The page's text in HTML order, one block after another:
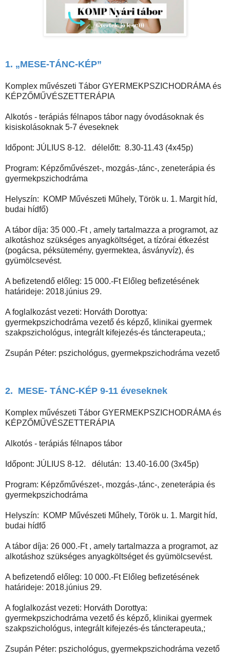
1. „MESE-TÁNC-KÉP”
Komplex művészeti Tábor GYERMEKPSZICHODRÁMA és
KÉPZŐMŰVÉSZETTERÁPIA
Alkotós - terápiás félnapos tábor nagy óvodásoknak és
kisiskolásoknak 5-7 éveseknek
Időpont: JÚLIUS 8-12. délelőtt: 8.30-11.43 (4x45p)
Program: Képzőművészet-, mozgás-,tánc-, zeneterápia és
gyermekpszichodráma
Helyszín: KOMP Művészeti Műhely, Török u. 1. Margit híd,
budai hídfő)
A tábor díja: 35 000.-Ft , amely tartalmazza a programot, az
alkotáshoz szükséges anyagköltséget, a tízórai étkezést
(pogácsa, péksütemény, gyermektea, ásványvíz), és
gyümölcsevést.
A befizetendő előleg: 15 000.-Ft Előleg befizetésének
határideje: 2018.június 29.
A foglalkozást vezeti: Horváth Dorottya:
gyermekpszichodráma vezető és képző, klinikai gyermek
szakpszichológus, integrált kifejezés-és táncterapeuta,;
Zsupán Péter: pszichológus, gyermekpszichodráma vezető
2. MESE- TÁNC-KÉP 9-11 éveseknek
Komplex művészeti Tábor GYERMEKPSZICHODRÁMA és
KÉPZŐMŰVÉSZETTERÁPIA
Alkotós - terápiás félnapos tábor
Időpont: JÚLIUS 8-12. délután: 13.40-16.00 (3x45p)
Program: Képzőművészet-, mozgás-,tánc-, zeneterápia és
gyermekpszichodráma
Helyszín: KOMP Művészeti Műhely, Török u. 1. Margit híd,
budai hídfő
A tábor díja: 26 000.-Ft , amely tartalmazza a programot, az
alkotáshoz szükséges anyagköltséget és gyümölcsevést.
A befizetendő előleg: 10 000.-Ft Előleg befizetésének
határideje: 2018.június 29.
A foglalkozást vezeti: Horváth Dorottya:
gyermekpszichodráma vezető és képző, klinikai gyermek
szakpszichológus, integrált kifejezés-és táncterapeuta,;
Zsupán Péter: pszichológus, gyermekpszichodráma vezető